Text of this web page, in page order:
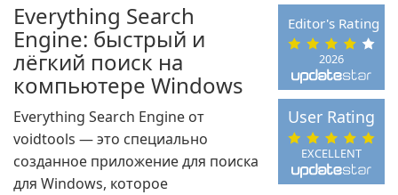
2026
Editor's Rating
EXCELLENT
User Rating
Everything Search
Engine: быстрый и
лёгкий поиск на
компьютере Windows
Everything Search Engine от
voidtools — это специально
созданное приложение для поиска
для Windows, которое